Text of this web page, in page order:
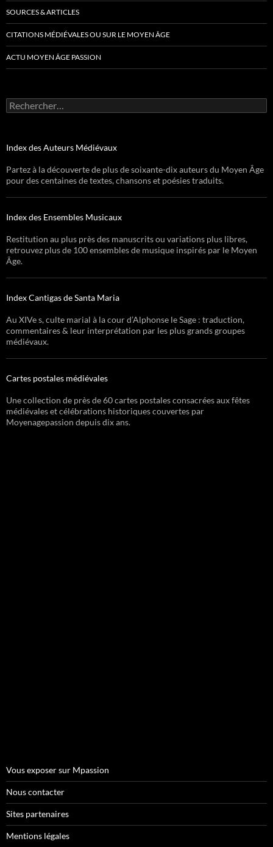
SOURCES & ARTICLES
CITATIONS MÉDIÉVALES OU SUR LE MOYEN ÂGE
ACTU MOYEN ÂGE PASSION
Rechercher :
Index des Auteurs Médiévaux
Partez à la découverte de plus de soixante-dix auteurs du Moyen Âge
pour des centaines de textes, chansons et poésies traduits.
Index des Ensembles Musicaux
Restitution au plus près des manuscrits ou variations plus libres,
retrouvez plus de 100 ensembles de musique inspirés par le Moyen
Âge.
Index Cantigas de Santa Maria
Au XIVe s, culte marial à la cour d’Alphonse le Sage : traduction,
commentaires & leur interprétation par les plus grands groupes
médiévaux.
Cartes postales médiévales
Une collection de près de 60 cartes postales consacrées aux fêtes
médiévales et célébrations historiques couvertes par
Moyenagepassion depuis dix ans.
Vous exposer sur Mpassion
Nous contacter
Sites partenaires
Mentions légales